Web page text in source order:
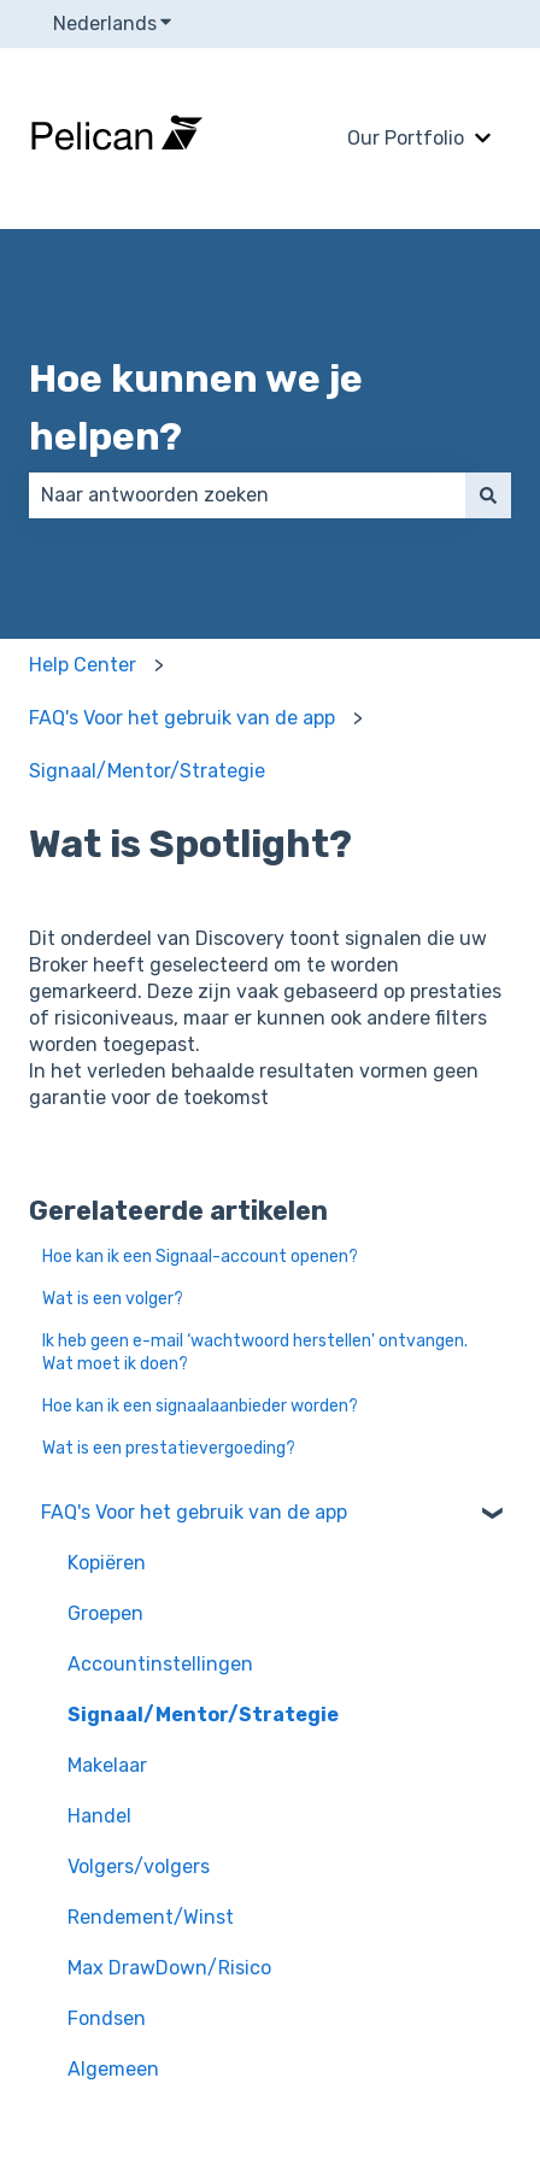
NederlandsSubmenu tonen voor vertalingen
Our Portfolio
Hoe kunnen we je
helpen?
Help Center
FAQ's Voor het gebruik van de app
Signaal/Mentor/Strategie
Wat is Spotlight?
Dit onderdeel van Discovery toont signalen die uw
Broker heeft geselecteerd om te worden
gemarkeerd. Deze zijn vaak gebaseerd op prestaties
of risiconiveaus, maar er kunnen ook andere filters
worden toegepast.
In het verleden behaalde resultaten vormen geen
garantie voor de toekomst
Gerelateerde artikelen
Hoe kan ik een Signaal-account openen?
Wat is een volger?
Ik heb geen e-mail ‘wachtwoord herstellen' ontvangen.
Wat moet ik doen?
Hoe kan ik een signaalaanbieder worden?
Wat is een prestatievergoeding?
FAQ's Voor het gebruik van de app
Kopiëren
Groepen
Accountinstellingen
Signaal/Mentor/Strategie
Makelaar
Handel
Volgers/volgers
Rendement/Winst
Max DrawDown/Risico
Fondsen
Algemeen